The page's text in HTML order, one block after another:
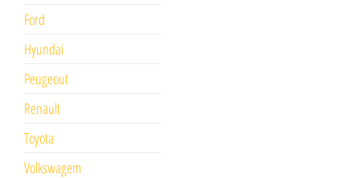
Ford
Hyundai
Peugeout
Renault
Toyota
Volkswagem